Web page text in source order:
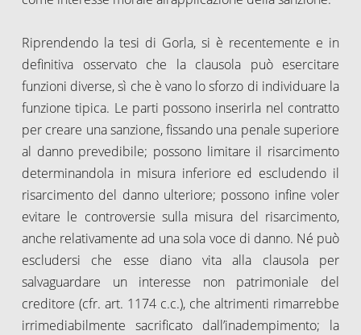
Riprendendo la tesi di Gorla, si è recentemente e in
definitiva osservato che la clausola può esercitare
funzioni diverse, sì che è vano lo sforzo di individuare la
funzione tipica. Le parti possono inserirla nel contratto
per creare una sanzione, fissando una penale superiore
al danno prevedibile; possono limitare il risarcimento
determinandola in misura inferiore ed escludendo il
risarcimento del danno ulteriore; possono infine voler
evitare le controversie sulla misura del risarcimento,
anche relativamente ad una sola voce di danno. Né può
escludersi che esse diano vita alla clausola per
salvaguardare un interesse non patrimoniale del
creditore (cfr. art. 1174 c.c.), che altrimenti rimarrebbe
irrimediabilmente sacrificato dall’inadempimento; la